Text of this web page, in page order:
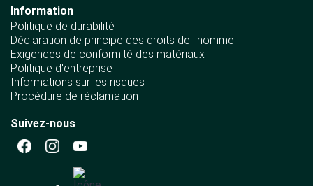
Information
Politique de durabilité
Déclaration de principe des droits de l'homme
Exigences de conformité des matériaux
Politique d'entreprise
Informations sur les risques
Procédure de réclamation
Suivez-nous